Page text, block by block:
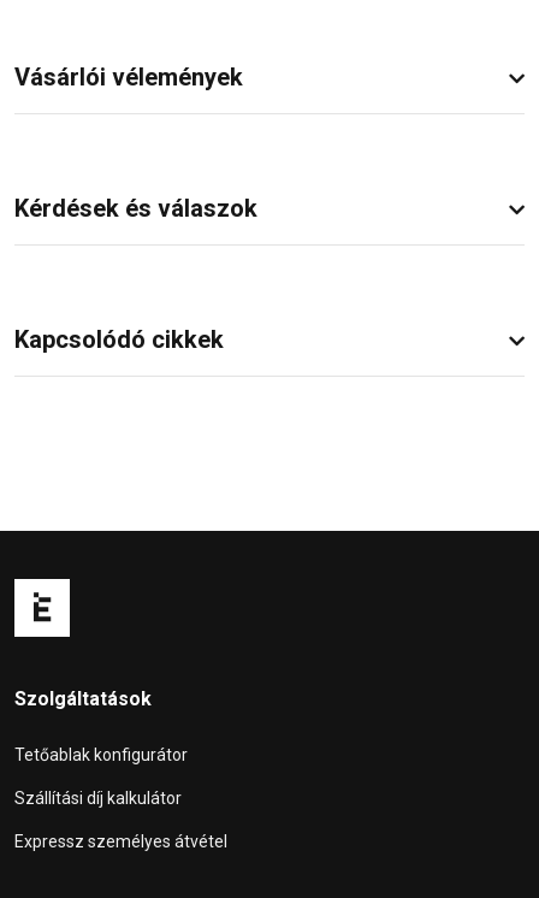
Vásárlói vélemények
Kérdések és válaszok
Kapcsolódó cikkek
Szolgáltatások
Tetőablak konfigurátor
Szállítási díj kalkulátor
Expressz személyes átvétel